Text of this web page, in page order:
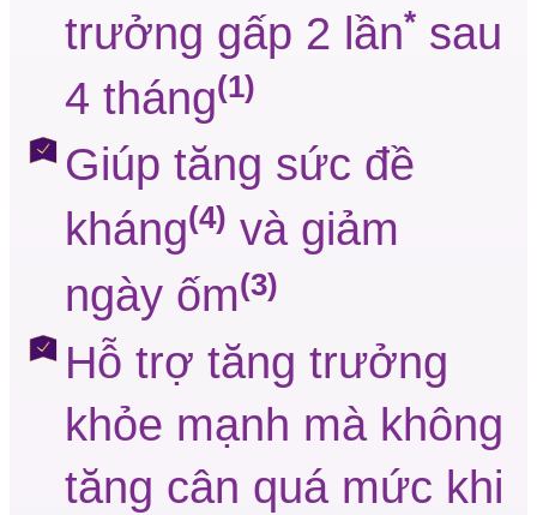
trưởng gấp 2 lần* sau
4 tháng(1)
Giúp tăng sức đề
kháng(4) và giảm
ngày ốm(3)
Hỗ trợ tăng trưởng
khỏe mạnh mà không
tăng cân quá mức khi